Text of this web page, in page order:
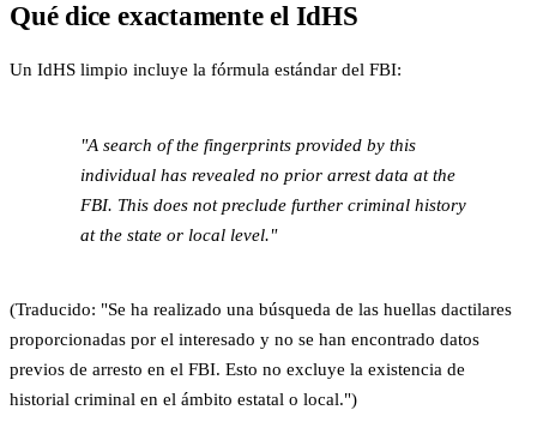
Qué dice exactamente el IdHS
Un IdHS limpio incluye la fórmula estándar del FBI:
"A search of the fingerprints provided by this
individual has revealed no prior arrest data at the
FBI. This does not preclude further criminal history
at the state or local level."
(Traducido: "Se ha realizado una búsqueda de las huellas dactilares
proporcionadas por el interesado y no se han encontrado datos
previos de arresto en el FBI. Esto no excluye la existencia de
historial criminal en el ámbito estatal o local.")